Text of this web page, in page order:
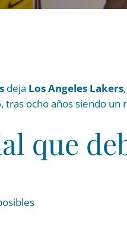
deja Los Angeles Lakers
, tras ocho años siendo
que